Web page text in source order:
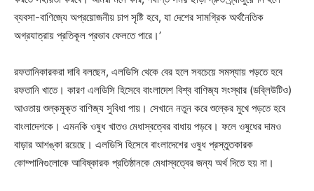
ব্যবসা-বাণিজ্যে অপ্রয়োজনীয় চাপ সৃষ্টি হবে, যা দেশের সামগ্রিক অর্থনৈতিক
অগ্রযাত্রায় প্রতিকূল প্রভাব ফেলতে পারে।’
রফতানিকারকরা দাবি বলছেন, এলডিসি থেকে বের হলে সবচেয়ে সমস্যায় পড়তে হবে
রফতানি খাতে। কারণ এলডিসি হিসেবে বাংলাদেশ বিশ্ব বাণিজ্য সংস্থার (ডব্লিউটিও)
আওতায় শুল্কমুক্ত বাণিজ্য সুবিধা পায়। সেখানে নতুন করে শুল্কের মুখে পড়তে হবে
বাংলাদেশকে। এমনকি ওষুধ খাতও মেধাস্বত্বের বাধায় পড়বে। ফলে ওষুধের দামও
বাড়ার আশঙ্কা রয়েছে। এলডিসি হিসেবে বাংলাদেশের ওষুধ প্রস্তুতকারক
কোম্পানিগুলোকে আবিষ্কারক প্রতিষ্ঠানকে মেধাস্বত্বের জন্য অর্থ দিতে হয় না।